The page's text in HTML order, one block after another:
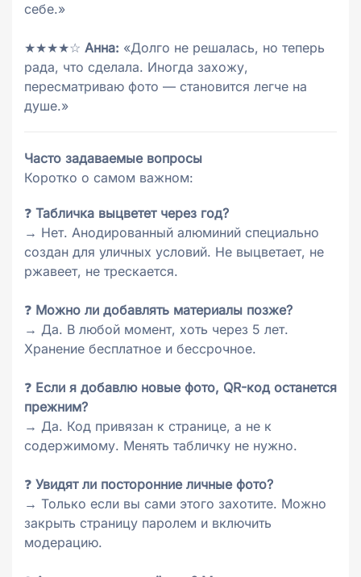
себе.»
★★★★☆ Анна: «Долго не решалась, но теперь
рада, что сделала. Иногда захожу,
пересматриваю фото — становится легче на
душе.»
Часто задаваемые вопросы
Коротко о самом важном:
❓ Табличка выцветет через год?
→ Нет. Анодированный алюминий специально
создан для уличных условий. Не выцветает, не
ржавеет, не трескается.
❓ Можно ли добавлять материалы позже?
→ Да. В любой момент, хоть через 5 лет.
Хранение бесплатное и бессрочное.
❓ Если я добавлю новые фото, QR-код останется
прежним?
→ Да. Код привязан к странице, а не к
содержимому. Менять табличку не нужно.
❓ Увидят ли посторонние личные фото?
→ Только если вы сами этого захотите. Можно
закрыть страницу паролем и включить
модерацию.